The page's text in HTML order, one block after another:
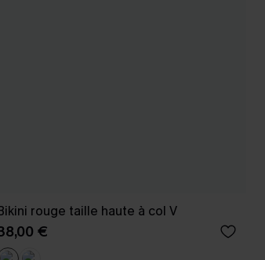
rouge taille haute à col V
€